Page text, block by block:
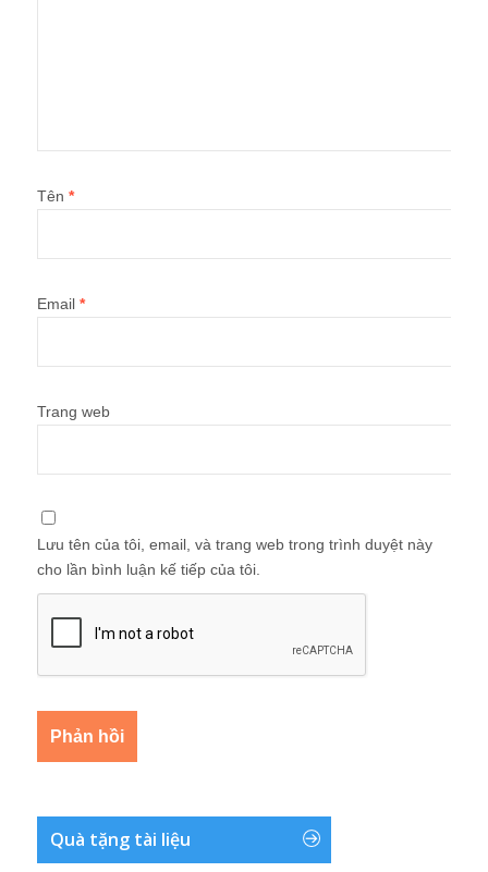
Tên *
Email *
Trang web
Lưu tên của tôi, email, và trang web trong trình duyệt này
cho lần bình luận kế tiếp của tôi.
Quà tặng tài liệu